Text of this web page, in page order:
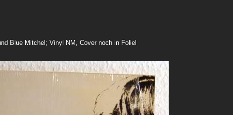
Blue Mitchel; Vinyl NM, Cover noch in Foliel